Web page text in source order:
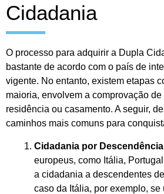
Cidadania
O processo para adquirir a Dupla
bastante de acordo com o país de
vigente. No entanto, existem etapas
maioria, envolvem a comprovação
residência ou casamento. A seguir,
caminhos mais comuns para
Cidadania por
europeus, como Itália,
a cidadania a descendentes
caso da Itália, por exemplo,